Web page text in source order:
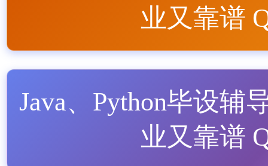
业又靠谱
Java、Python毕设辅
业又靠谱